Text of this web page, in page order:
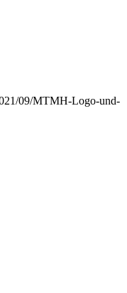
09/MTMH-Logo-und-